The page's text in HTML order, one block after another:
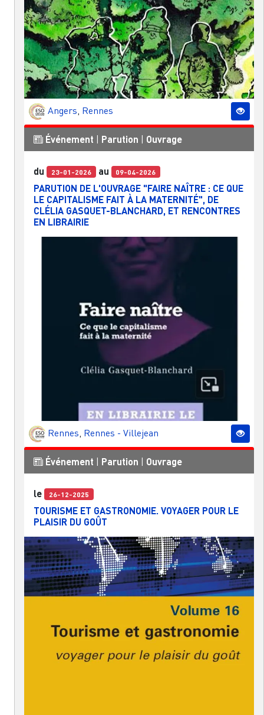
Angers Rennes
Événement Parution Ouvrage
du 23-01-2026 au 09-04-2026
PARUTION DE L'OUVRAGE "FAIRE NAÎTRE : CE QUE
LE CAPITALISME FAIT À LA MATERNITÉ", DE
CLÉLIA GASQUET-BLANCHARD, ET RENCONTRES
EN LIBRAIRIE
Rennes, Rennes - Villejean
Événement Parution Ouvrage
le 26-12-2025
TOURISME ET GASTRONOMIE. VOYAGER POUR LE
PLAISIR DU GOÛT